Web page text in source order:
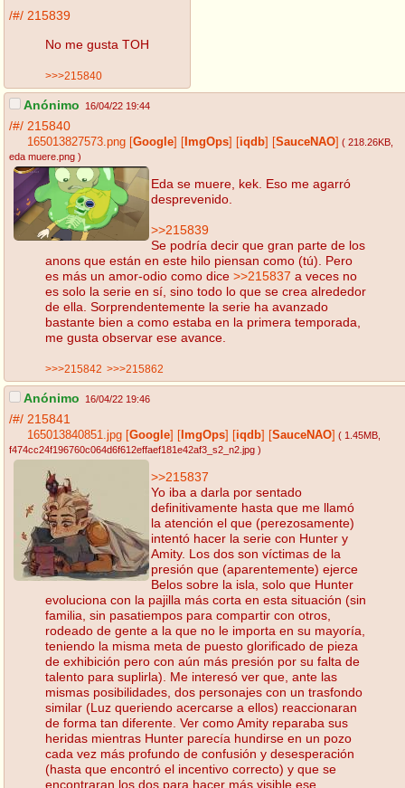
/#/ 215839
No me gusta TOH
>>>215840
Anónimo 16/04/22 19:44
/#/ 215840
165013827573.png Google ImgOps iqdb SauceNAO ( 218.26KB
eda muere.png )
Eda se muere, kek. Eso me agarró
desprevenido.
>>215839
Se podría decir que gran parte de los
anons que están en este hilo piensan como (tú). Pero
es más un amor-odio como dice >>215837 a veces no
es solo la serie en sí, sino todo lo que se crea alrededor
de ella. Sorprendentemente la serie ha avanzado
bastante bien a como estaba en la primera temporada,
me gusta observar ese avance.
>>>215842 >>>215862
Anónimo 16/04/22 19:46
/#/ 215841
165013840851.jpg Google ImgOps iqdb SauceNAO ( 1.45MB
f474cc24f196760c064d6f612effaef181e42af3_s2_n2.jpg )
>>215837
Yo iba a darla por sentado
definitivamente hasta que me llamó
la atención el que (perezosamente)
intentó hacer la serie con Hunter y
Amity. Los dos son víctimas de la
presión que (aparentemente) ejerce
Belos sobre la isla, solo que Hunter
evoluciona con la pajilla más corta en esta situación (sin
familia, sin pasatiempos para compartir con otros,
rodeado de gente a la que no le importa en su mayoría,
teniendo la misma meta de puesto glorificado de pieza
de exhibición pero con aún más presión por su falta de
talento para suplirla). Me interesó ver que, ante las
mismas posibilidades, dos personajes con un trasfondo
similar (Luz queriendo acercarse a ellos) reaccionaran
de forma tan diferente. Ver como Amity reparaba sus
heridas mientras Hunter parecía hundirse en un pozo
cada vez más profundo de confusión y desesperación
(hasta que encontró el incentivo correcto) y que se
encontraran los dos para hacer más visible ese